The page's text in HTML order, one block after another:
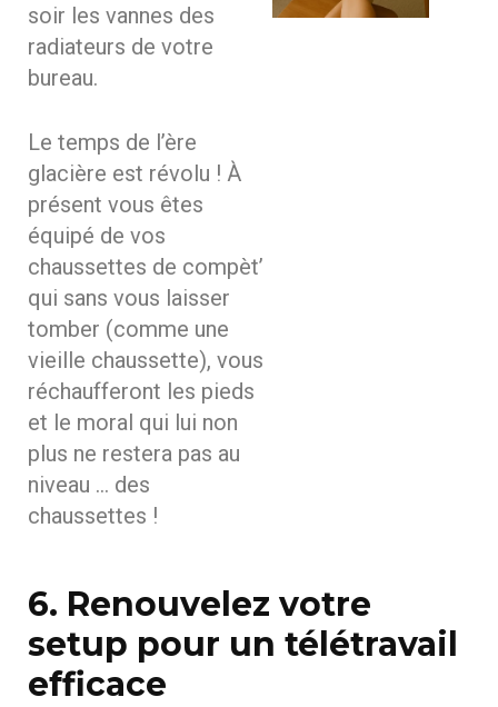
soir les vannes des
radiateurs de votre
bureau.
Le temps de l’ère
glacière est révolu ! À
présent vous êtes
équipé de vos
chaussettes de compèt’
qui sans vous laisser
tomber (comme une
vieille chaussette), vous
réchaufferont les pieds
et le moral qui lui non
plus ne restera pas au
niveau … des
chaussettes !
6. Renouvelez votre
setup pour un télétravail
efficace